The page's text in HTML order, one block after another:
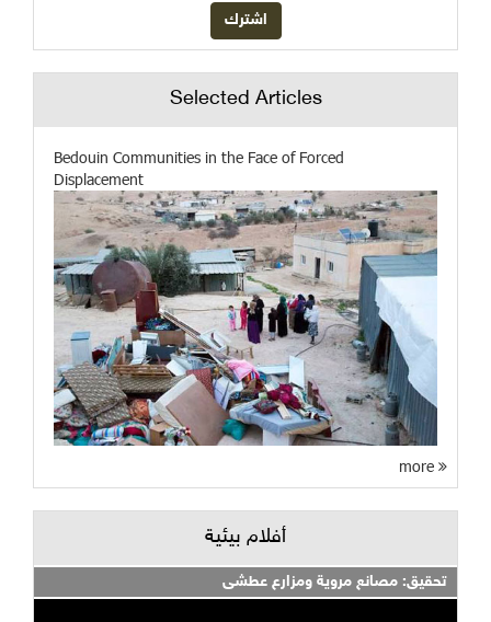
Selected Articles
Bedouin Communities in the Face of Forced
Displacement
أفلام بيئية
تحقيق: مصانع مروية ومزارع عطشى